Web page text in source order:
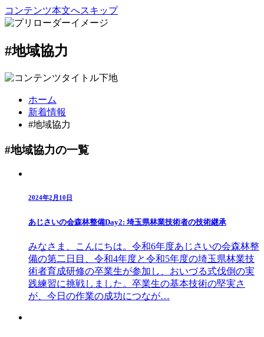
コンテンツ本文へスキップ
#地域協力
ホーム
新着情報
#地域協力
#地域協力の一覧
2024年2月10日
あじさいの会森林整備Day2: 埼玉県林業技術者の技術継承
みなさま、こんにちは。令和6年度あじさいの会森林整
備の第二日目、令和4年度と令和5年度の埼玉県林業技
術者育成研修の卒業生が参加し、おいづる式伐倒の実
践練習に挑戦しました。卒業生の基本技術の堅実さ
が、今日の作業の成功につなが…